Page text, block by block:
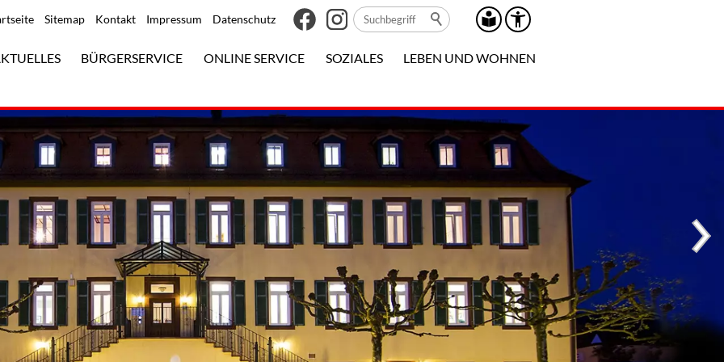
Sitemap Kontakt Impressum Datenschutz
BÜRGERSERVICE ONLINE SERVICE SOZIALES LEBEN UND WOHNEN